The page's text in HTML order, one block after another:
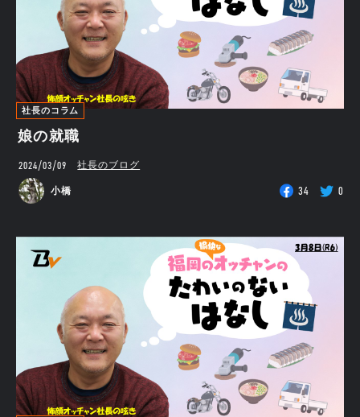
社長のコラム
娘の就職
2024/03/09 社長のブログ
小橋 34 0